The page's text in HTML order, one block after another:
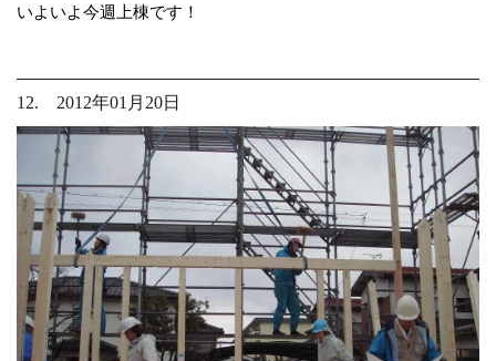
いよいよ今週上棟です！
12. 2012年01月20日